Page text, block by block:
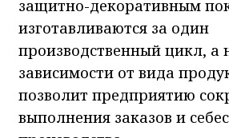
защитно-декоративным
изготавливаются за один
производственный цикл, а
зависимости от вида
позволит предприятию
выполнения заказов и